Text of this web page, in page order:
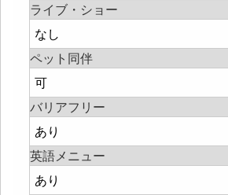
ライブ・ショー
なし
ペット同伴
可
バリアフリー
あり
英語メニュー
あり